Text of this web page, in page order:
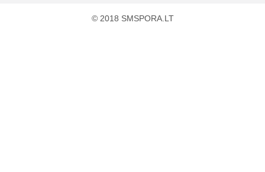
© 2018 SMSPORA.LT